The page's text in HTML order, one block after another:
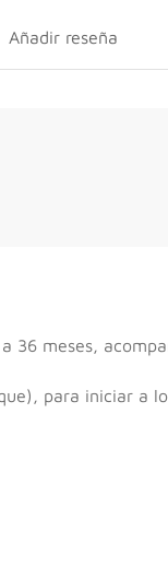
Añadir reseña
36 meses,
para iniciar a